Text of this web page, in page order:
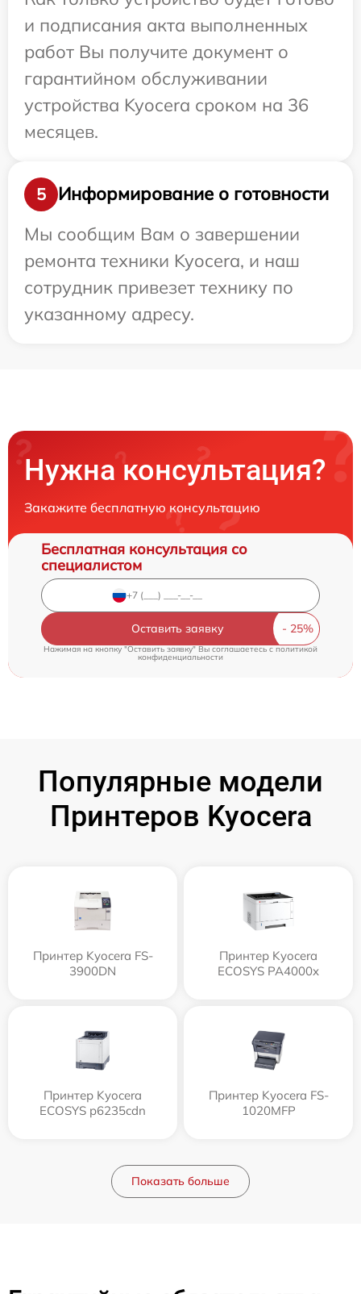
и подписания акта выполненных
работ Вы получите документ о
гарантийном обслуживании
устройства Kyocera сроком на 36
месяцев.
5
Информирование о готовности
Мы сообщим Вам о завершении
ремонта техники Kyocera, и наш
сотрудник привезет технику по
указанному адресу.
Нужна консультация?
Закажите бесплатную консультацию
Бесплатная консультация со
специалистом
Оставить заявку
Нажимая на кнопку "Оставить заявку" Вы соглашаетесь cполитикой
конфиденциальности
Популярные модели
Принтеров Kyocera
Принтер Kyocera FS-
3900DN
Принтер Kyocera
ECOSYS PA4000x
Принтер Kyocera
ECOSYS p6235cdn
Принтер Kyocera FS-
1020MFP
Показать больше